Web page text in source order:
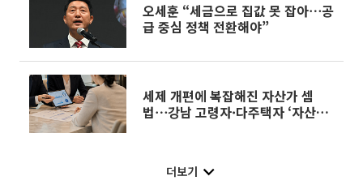
오세훈 “세금으로 집값 못 잡아⋯공
급 중심 정책 전환해야”
세제 개편에 복잡해진 자산가 셈
법⋯강남 고령자·다주택자 ‘자산재
더보기